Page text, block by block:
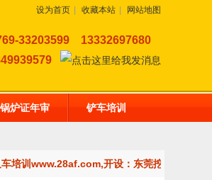
设为首页 收藏本站 网站地图
33203599 13332697680
炉证年审 铲车培训
培训www.28af.com,开设：东莞挖掘机培训,